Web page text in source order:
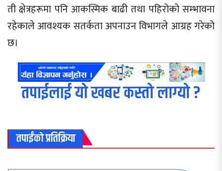
ती क्षेत्रहरूमा पनि आकस्मिक बाढी तथा पहिरोको सम्भावना
रहेकाले आवश्यक सतर्कता अपनाउन विभागले आग्रह गरेको
छ।
तपाईलाई यो खबर कस्तो लाग्यो ?
तपाईंको प्रतिक्रिया